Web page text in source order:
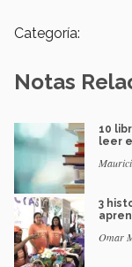
Categoría:
Notas
10
leer
3
Omar